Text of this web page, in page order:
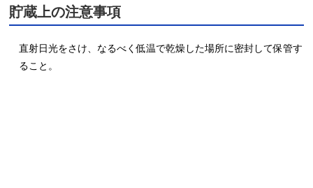
貯蔵上の注意事項
直射日光をさけ、なるべく低温で乾燥した場所に密封して保管す
ること。